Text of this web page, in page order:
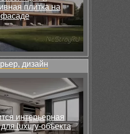
плитка на
фасаде
дизайн
интерьерная
luxury-объекта